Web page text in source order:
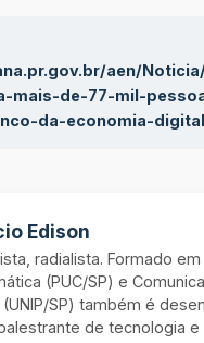
aen/
mais-de-77-mil-
da-economia-digital
Edison
radialista. Formado em
(PUC/SP) e
(UNIP/SP) também é
de tecnologia e